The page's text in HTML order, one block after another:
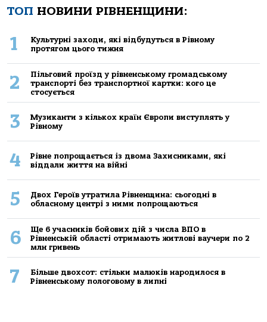
ТОП НОВИНИ РІВНЕНЩИНИ:
1
Культурні заходи, які відбудуться в Рівному
протягом цього тижня
2
Пільговий проїзд у рівненському громадському
транспорті без транспортної картки: кого це
стосується
3
Музиканти з кількох країн Європи виступлять у
Рівному
4
Рівне попрощається із двома Захисниками, які
віддали життя на війні
5
Двох Героїв утратила Рівненщина: сьогодні в
обласному центрі з ними попрощаються
6
Ще 6 учасників бойових дій з числа ВПО в
Рівненській області отримають житлові ваучери по 2
млн гривень
7
Більше двохсот: стільки малюків народилося в
Рівненському пологовому в липні